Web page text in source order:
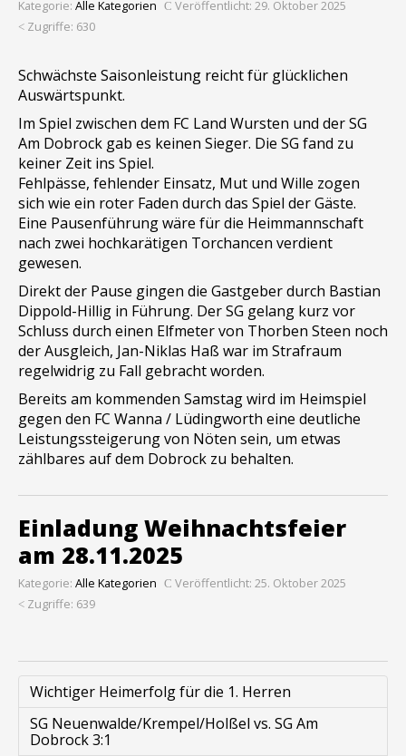
Kategorie: Alle Kategorien
Veröffentlicht: 29. Oktober 2025
Zugriffe: 630
Schwächste Saisonleistung reicht für glücklichen
Auswärtspunkt.
Im Spiel zwischen dem FC Land Wursten und der SG
Am Dobrock gab es keinen Sieger. Die SG fand zu
keiner Zeit ins Spiel.
Fehlpässe, fehlender Einsatz, Mut und Wille zogen
sich wie ein roter Faden durch das Spiel der Gäste.
Eine Pausenführung wäre für die Heimmannschaft
nach zwei hochkarätigen Torchancen verdient
gewesen.
Direkt der Pause gingen die Gastgeber durch Bastian
Dippold-Hillig in Führung. Der SG gelang kurz vor
Schluss durch einen Elfmeter von Thorben Steen noch
der Ausgleich, Jan-Niklas Haß war im Strafraum
regelwidrig zu Fall gebracht worden.
Bereits am kommenden Samstag wird im Heimspiel
gegen den FC Wanna / Lüdingworth eine deutliche
Leistungssteigerung von Nöten sein, um etwas
zählbares auf dem Dobrock zu behalten.
Einladung Weihnachtsfeier
am 28.11.2025
Kategorie: Alle Kategorien
Veröffentlicht: 25. Oktober 2025
Zugriffe: 639
Wichtiger Heimerfolg für die 1. Herren
SG Neuenwalde/Krempel/Holßel vs. SG Am
Dobrock 3:1